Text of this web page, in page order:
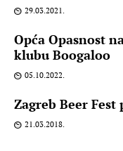
29.03.2021.
Opća Opasnost
klubu Boogaloo
05.10.2022.
Zagreb Beer
21.03.2018.